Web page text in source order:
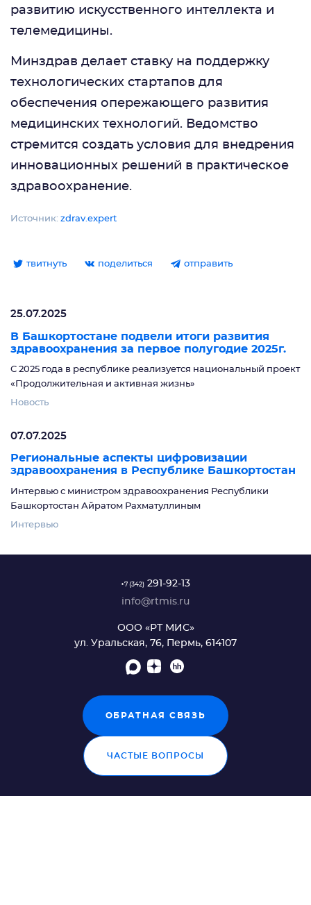
развитию искусственного интеллекта и
телемедицины.
Минздрав делает ставку на поддержку
технологических стартапов для
обеспечения опережающего развития
медицинских технологий. Ведомство
стремится создать условия для внедрения
инновационных решений в практическое
здравоохранение.
Источник: zdrav.expert
твитнуть поделиться отправить
25.07.2025
В Башкортостане подвели итоги развития
здравоохранения за первое полугодие 2025г.
С 2025 года в республике реализуется национальный проект
«Продолжительная и активная жизнь»
Новость
07.07.2025
Региональные аспекты цифровизации
здравоохранения в Республике Башкортостан
Интервью с министром здравоохранения Республики
Башкортостан Айратом Рахматуллиным
Интервью
+7 (342) 291-92-13
info@rtmis.ru
ООО «РТ МИС»
ул. Уральская, 76, Пермь, 614107
ОБРАТНАЯ СВЯЗЬ
ЧАСТЫЕ ВОПРОСЫ